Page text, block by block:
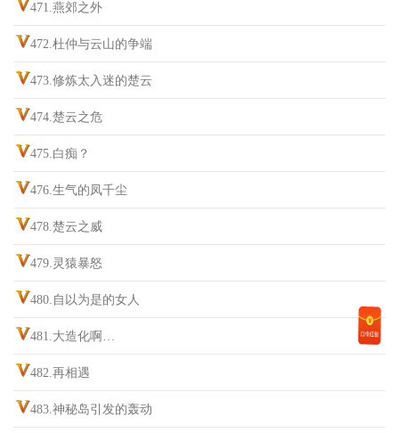
471.燕郊之外
472.杜仲与云山的争端
473.修炼太入迷的楚云
474.楚云之危
475.白痴？
476.生气的凤千尘
478.楚云之威
479.灵猿暴怒
480.自以为是的女人
481.大造化啊…
482.再相遇
483.神秘岛引发的轰动